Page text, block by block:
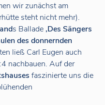
wir zunächst am
steht nicht mehr).
s Ballade ‚Des Sängers
des donnernden
ließ Carl Eugen auch
nachbauen. Auf der
faszinierte uns die